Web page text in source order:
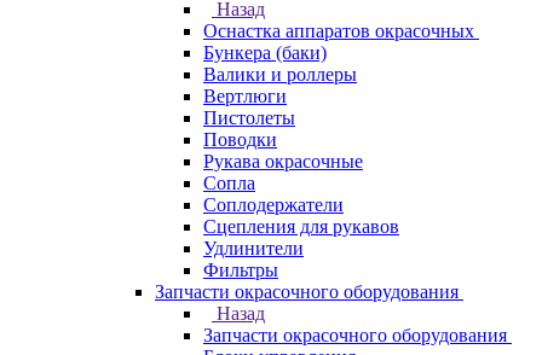
Назад
Оснастка аппаратов окрасочных
Бункера (баки)
Валики и роллеры
Вертлюги
Пистолеты
Поводки
Рукава окрасочные
Сопла
Соплодержатели
Сцепления для рукавов
Удлинители
Фильтры
Запчасти окрасочного оборудования
Назад
Запчасти окрасочного оборудования